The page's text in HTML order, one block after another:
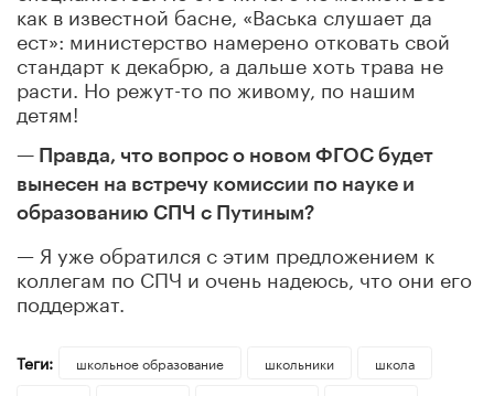
как в известной басне, «Васька слушает да
ест»: министерство намерено отковать свой
стандарт к декабрю, а дальше хоть трава не
расти. Но режут-то по живому, по нашим
детям!
— Правда, что вопрос о новом ФГОС будет
вынесен на встречу комиссии по науке и
образованию СПЧ с Путиным?
— Я уже обратился с этим предложением к
коллегам по СПЧ и очень надеюсь, что они его
поддержат.
Теги: школьное образование школьники
школа